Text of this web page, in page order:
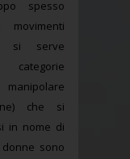
spesso
ci si serve
categorie
che si
in nome di
sono